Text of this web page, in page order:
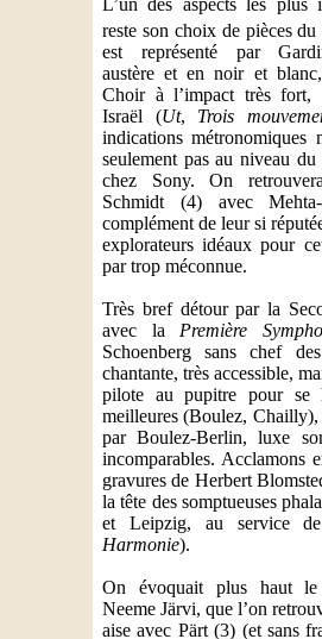
L’un des aspects les plus
reste son choix de pièces
est représenté par
austère et en noir et
Choir à l’impact très fort,
Israël (Ut, Trois
indications métronomiques
seulement pas au niveau
chez Sony. On
Schmidt (4) avec
complément de leur si
explorateurs idéaux pour
par trop méconnue.
Très bref détour par la
avec la Première
Schoenberg sans chef
chantante, très accessible,
pilote au pupitre pour se
meilleures (Boulez, Chailly),
par Boulez-Berlin, luxe
incomparables. Acclamons
gravures de Herbert
la tête des somptueuses
et Leipzig, au service
Harmonie).
On évoquait plus haut le
Neeme Järvi, que l’on
aise avec Pärt (3) (et sans